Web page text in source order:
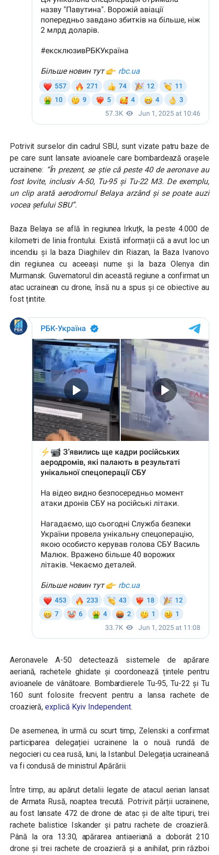
Potrivit surselor din cadrul SBU, sunt vizate patru baze de
pe care sunt lansate avioanele care bombardează orașele
ucrainene: “În prezent, se știe că peste 40 de aeronave au
fost lovite, inclusiv A-50, Tu-95 și Tu-22 M3. De exemplu,
un clip arată aerodromul Belaya arzând și se poate auzi
vocea șefului SBU”.
Baza Belaya se află în regiunea Irkuțk, la peste 4.000 de
kilometri de linia frontului. Există informații că a avut loc un
incendiu și la baza Diaghilev din Riazan, la Baza Ivanovo
din regiunea cu aceeași nume și la baza Olenya din
Murmansk. Guvernatorul din această regiune a confirmat un
atac ucrainean cu drone, însă nu a spus și ce obiective au
fost țintite.
Aeronavele A-50 detectează sistemele de apărare
aeriană, rachetele ghidate și coordonează țintele pentru
avioanele de vânătoare. Bombardierele Tu-95, Tu-22 și Tu
160 sunt folosite frecvent pentru a lansa rachete de
croazieră,explică Kyiv Independent.
De asemenea, în urmă cu scurt timp, Zelenski a confirmat
participarea delegației ucrainene la o nouă rundă de
negocieri cu cea rusă, luni, la Istanbul. Delegația ucraineană
va fi condusă de ministrul Apărării.
Între timp, au apărut detalii legate de atacul aerian lansat
de Armata Rusă, noaptea trecută. Potrivit părții ucrainene,
au fost lansate 472 de drone de atac și de alte tipuri, trei
rachete balistice Iskander și patru rachete de croazieră.
Până la ora 13:30, apărarea antiaeriană a doborât 210
drone și trei rachete de croazieră și a anihilat, prin război